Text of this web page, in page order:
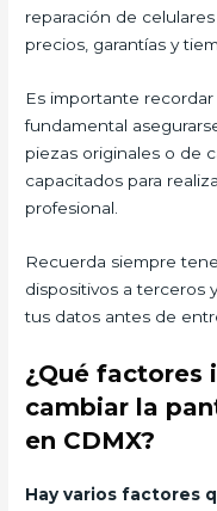
reparación de
precios, garantías y
Es importante
fundamental
piezas originales o de
capacitados para
profesional.
Recuerda siempre
dispositivos a terceros
tus datos antes de
¿Qué factores
cambiar la
en CDMX?
Hay varios factores